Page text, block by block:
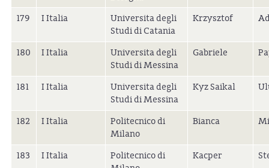
179 I Italia
Universita degli
Studi di Catania
Krzysztof
180 I Italia
Universita degli
Studi di Messina
Gabriele
181 I Italia
Universita degli
Studi di Messina
Kyz Saikal
182 I Italia
Politecnico di
Milano
Bianca
183 I Italia
Politecnico di
Kacper